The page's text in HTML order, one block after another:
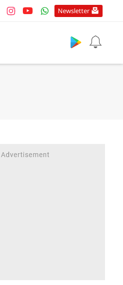
Newsletter